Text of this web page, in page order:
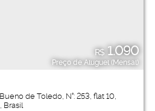
R$1.090
Preço de Aluguel (Mensal)
de Toledo, N°: 253, flat 10,
, Brasil